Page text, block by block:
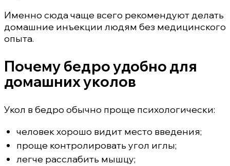
Именно сюда чаще всего рекомендуют делать
домашние инъекции людям без медицинского
опыта.
Почему бедро удобно для
домашних уколов
Укол в бедро обычно проще психологически:
человек хорошо видит место введения;
проще контролировать угол иглы;
легче расслабить мышцу;